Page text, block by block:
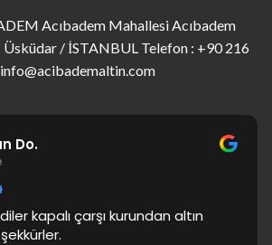
Acıbadem Mahallesi Acıbadem
/ İSTANBUL Telefon : +90 216
Do.
kapalı çarşı kurundan altın